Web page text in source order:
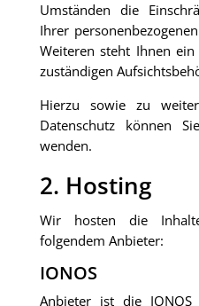
Umständen die
Ihrer
Weiteren steht Ihnen
zuständigen
Hierzu sowie zu
Datenschutz können
wenden.
2. Hosting
Wir hosten die
folgendem Anbieter:
IONOS
Anbieter ist die IONOS